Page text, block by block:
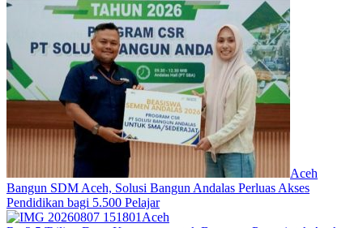
Aceh
Bangun SDM Aceh, Solusi Bangun Andalas Perluas Akses
Pendidikan bagi 5.500 Pelajar
Aceh